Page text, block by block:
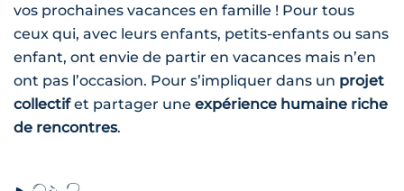
vos prochaines vacances en famille ! Pour tous
ceux qui, avec leurs enfants, petits-enfants ou sans
enfant, ont envie de partir en vacances mais n’en
ont pas l’occasion. Pour s’impliquer dans un projet
collectifet partager une expérience humaine riche
de rencontres.